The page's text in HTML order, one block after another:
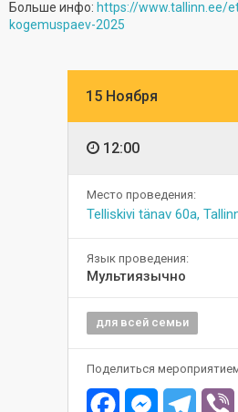
Больше инфо: https://www.tallinn.ee/
kogemuspaev-2025
15 Ноября
12:00
Место проведения:
Telliskivi tänav 60a,
Язык проведения:
Мультиязычно
для всей семьи
Поделиться